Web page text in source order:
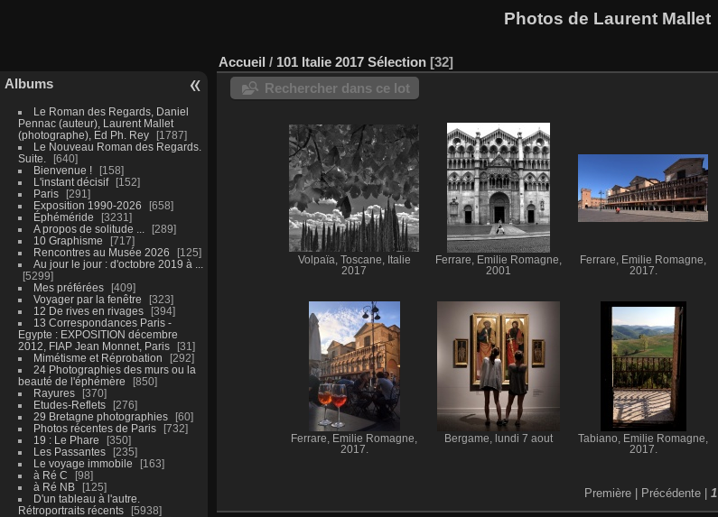
Photos de Laurent Mallet
Albums
Le Roman des Regards, Daniel
Pennac (auteur), Laurent Mallet
(photographe), Ed Ph. Rey
1787
Le Nouveau Roman des Regards.
Suite.
640
Bienvenue !
158
L'instant décisif
152
Paris
291
Exposition 1990-2026
658
Éphéméride
3231
A propos de solitude ...
289
10 Graphisme
717
Rencontres au Musée 2026
125
Au jour le jour : d'octobre 2019 à ...
5299
Mes préférées
409
Voyager par la fenêtre
323
12 De rives en rivages
394
13 Correspondances Paris -
Egypte : EXPOSITION décembre
2012, FIAP Jean Monnet, Paris
31
Mimétisme et Réprobation
292
24 Photographies des murs ou la
beauté de l'éphémère
850
Rayures
370
Etudes-Reflets
276
29 Bretagne photographies
60
Photos récentes de Paris
732
19 : Le Phare
350
Les Passantes
235
Le voyage immobile
163
à Ré C
98
à Ré NB
125
D'un tableau à l'autre.
Rétroportraits récents
5938
Accueil / 101 Italie 2017 Sélection 32
Rechercher dans ce lot
Volpaïa, Toscane, Italie
2017
Ferrare, Emilie Romagne,
2001
Ferrare, Emilie Romagne,
2017.
Ferrare, Emilie Romagne,
2017.
Bergame, lundi 7 aout
Tabiano, Emilie Romagne,
2017.
Première | Précédente | 1